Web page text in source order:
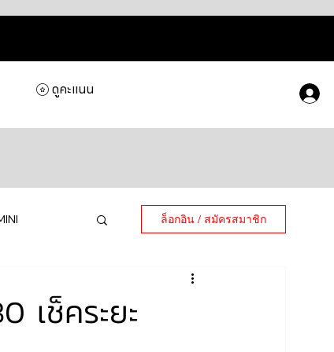
ดูคะแนน
ล็อกอิน / สมัครสมาชิก
เช็คระยะ